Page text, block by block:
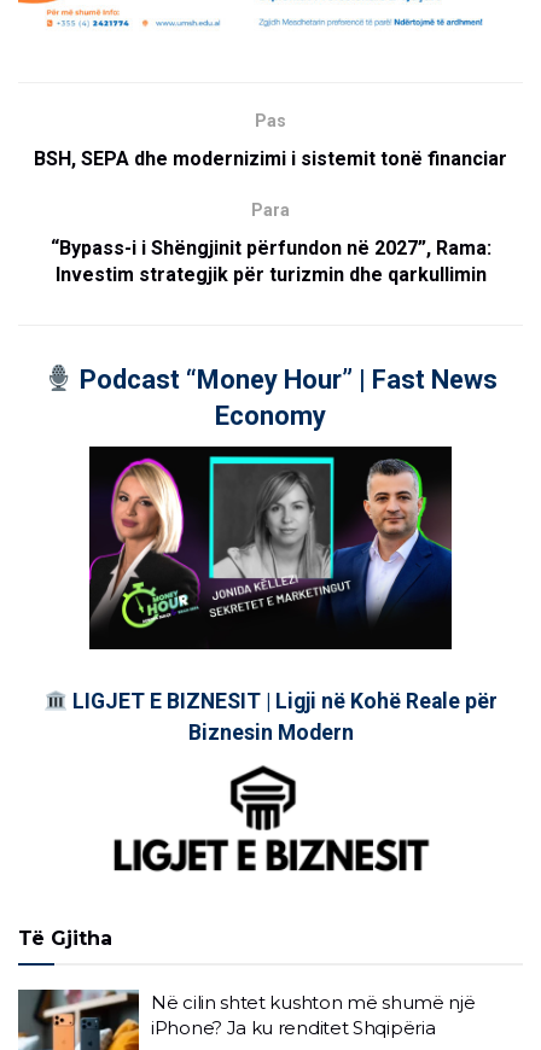
Pas
BSH, SEPA dhe modernizimi i sistemit tonë financiar
Para
“Bypass-i i Shëngjinit përfundon në 2027”, Rama:
Investim strategjik për turizmin dhe qarkullimin
Podcast “Money Hour” | Fast News
Economy
LIGJET E BIZNESIT | Ligji në Kohë Reale për
Biznesin Modern
Të Gjitha
Në cilin shtet kushton më shumë një
iPhone? Ja ku renditet Shqipëria